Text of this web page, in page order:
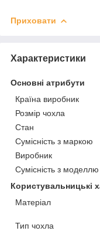
Приховати
Характеристики
Основні атрибути
Країна виробник
Розмір чохла
Стан
Сумісність з маркою
Виробник
Сумісність з моделлю
Користувальницькі
Матеріал
Тип чохла